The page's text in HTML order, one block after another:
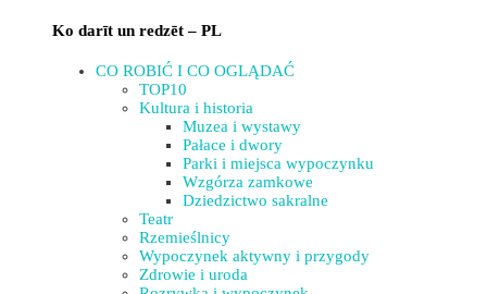
Ko darīt un redzēt – PL
CO ROBIĆ I CO OGLĄDAĆ
TOP10
Kultura i historia
Muzea i wystawy
Pałace i dwory
Parki i miejsca wypoczynku
Wzgórza zamkowe
Dziedzictwo sakralne
Teatr
Rzemieślnicy
Wypoczynek aktywny i przygody
Zdrowie i uroda